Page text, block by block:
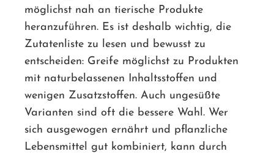
möglichst nah an tierische Produkte
heranzuführen. Es ist deshalb wichtig, die
Zutatenliste zu lesen und bewusst zu
entscheiden: Greife möglichst zu Produkten
mit naturbelassenen Inhaltsstoffen und
wenigen Zusatzstoffen. Auch ungesüßte
Varianten sind oft die bessere Wahl. Wer
sich ausgewogen ernährt und pflanzliche
Lebensmittel gut kombiniert, kann durch